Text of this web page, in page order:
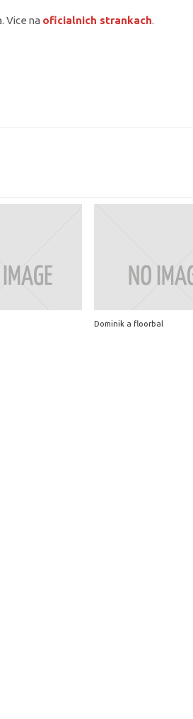
Vice na oficialnich strankach.
Dominik a floorbal